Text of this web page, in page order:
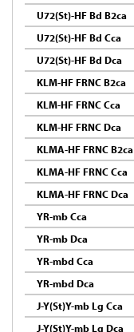
U72(St)-HF Bd B2ca
U72(St)-HF Bd Cca
U72(St)-HF Bd Dca
KLM-HF FRNC B2ca
KLM-HF FRNC Cca
KLM-HF FRNC Dca
KLMA-HF FRNC B2ca
KLMA-HF FRNC Cca
KLMA-HF FRNC Dca
YR-mb Cca
YR-mb Dca
YR-mbd Cca
YR-mbd Dca
J-Y(St)Y-mb Lg Cca
J-Y(St)Y-mb Lg Dca